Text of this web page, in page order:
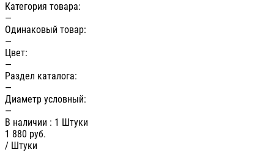
Категория товара:
—
Одинаковый товар:
—
Цвет:
—
Раздел каталога:
—
Диаметр условный:
—
В наличии : 1 Штуки
1 880 руб.
/ Штуки